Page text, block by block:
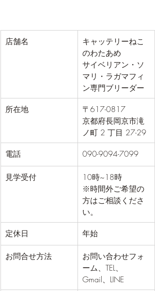
店舗名
キャッテリーねこ
のわたあめ
サイベリアン・ソ
マリ・ラガマフィ
ン専門ブリーダー
所在地
〒617-0817
京都府長岡京市滝
ノ町 2 丁目 27-29
電話
090-9094-7099
見学受付
10時~18時
※時間外ご希望の
方はご相談くださ
い。
定休日
年始
お問合せ方法
お問い合わせフォ
ーム、TEL、
Gmail、LINE